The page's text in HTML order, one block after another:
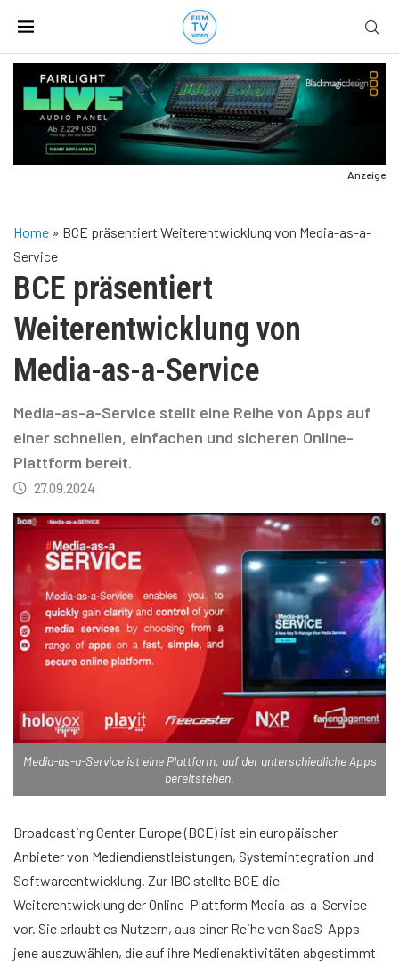
Anzeige
Home » BCE präsentiert Weiterentwicklung von Media-as-a-
Service
BCE präsentiert
Weiterentwicklung von
Media-as-a-Service
Media-as-a-Service stellt eine Reihe von Apps auf
einer schnellen, einfachen und sicheren Online-
Plattform bereit.
27.09.2024
Media-as-a-Service ist eine Plattform, auf der unterschiedliche Apps
bereitstehen.
Broadcasting Center Europe (BCE) ist ein europäischer
Anbieter von Mediendienstleistungen, Systemintegration und
Softwareentwicklung. Zur IBC stellte BCE die
Weiterentwicklung der Online-Plattform Media-as-a-Service
vor. Sie erlaubt es Nutzern, aus einer Reihe von SaaS-Apps
jene auszuwählen, die auf ihre Medienaktivitäten abgestimmt